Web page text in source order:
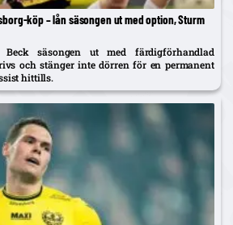
köp – lån säsongen ut med option, Sturm
säsongen ut med färdigförhandlad
och stänger inte dörren för en permanent
hittills.